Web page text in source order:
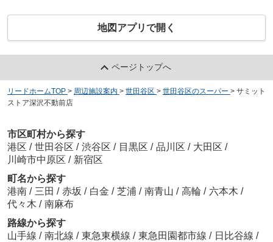
地図アプリで開く
ページトップへ
リードホームTOP > 周辺施設案内 > 世田谷区 > 世田谷区のスーパー > サミット
ストア深沢不動前店
市区町村から探す
港区 / 世田谷区 / 渋谷区 / 目黒区 / 品川区 / 大田区 /
川崎市中原区 / 新宿区
町名から探す
港南 / 三田 / 赤坂 / 白金 / 芝浦 / 南青山 / 高輪 / 六本木 /
代々木 / 南麻布
路線から探す
山手線 / 南北線 / 東急東横線 / 東急田園都市線 / 日比谷線 /